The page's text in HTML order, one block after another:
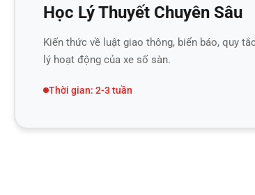
Học Lý Thuyết Chuyên Sâu
Kiến thức về luật giao thông, biển báo, quy
lý hoạt động của xe số sàn.
Thời gian: 2-3 tuần